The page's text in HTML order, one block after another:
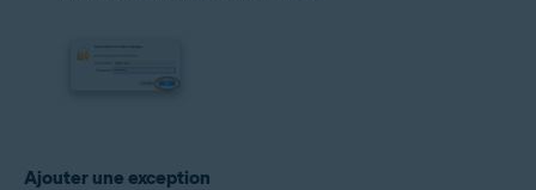
Ajouter une exception